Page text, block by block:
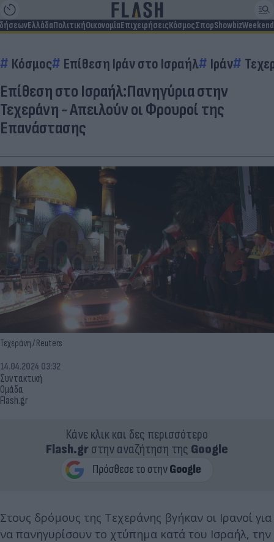
ΕλλάδαΠολιτικήΟικονομίαΕπιχειρήσειςΚόσμοςΣπορShowbizWeekend
Κόσμος Επίθεση Ιράν στο Ισραήλ Ιράν
Επίθεση στο Ισραήλ:Πανηγύρια στην
Τεχεράνη - Απειλούν οι Φρουροί της
Επανάστασης
Τεχεράνη / Reuters
Συντακτική
Ομάδα
Flash.gr
14.04.2024 03:32
Κάνε κλικ και δες περισσότερο
Flash.grστην αναζήτηση της Google
Στους δρόμους της Τεχεράνης βγήκαν οι Ιρανοί για
να πανηγυρίσουν το χτύπημα κατά του Ισραήλ, την